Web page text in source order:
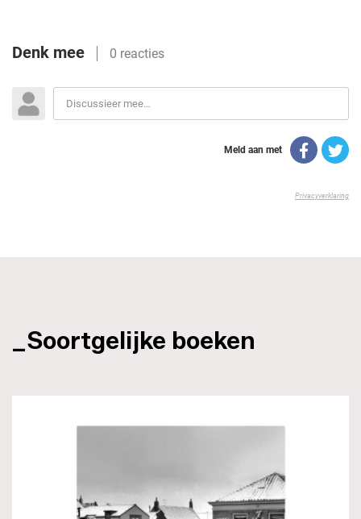
_Soortgelijke boeken